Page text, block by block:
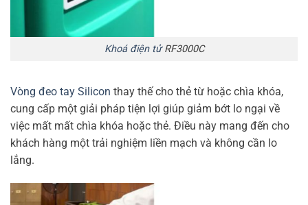
Khoá điện tửRF3000C
Vòng đeo tay Silicon thay thế cho thẻ từ hoặc chìa khóa,
cung cấp một giải pháp tiện lợi giúp giảm bớt lo ngại về
việc mất mất chìa khóa hoặc thẻ. Điều này mang đến cho
khách hàng một trải nghiệm liền mạch và không cần lo
lắng.